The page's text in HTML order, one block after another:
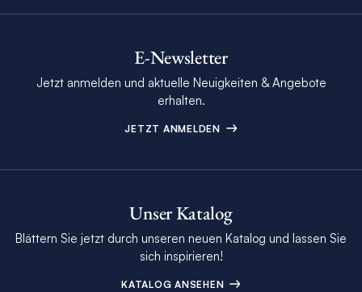
E-Newsletter
Jetzt anmelden und aktuelle Neuigkeiten & Angebote
erhalten.
JETZT ANMELDEN
Unser Katalog
Blättern Sie jetzt durch unseren neuen Katalog und lassen Sie
sich inspirieren!
KATALOG ANSEHEN